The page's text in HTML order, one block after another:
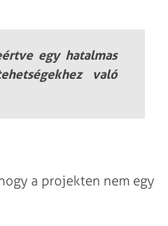
egy hatalmas
való
a projekten nem egy